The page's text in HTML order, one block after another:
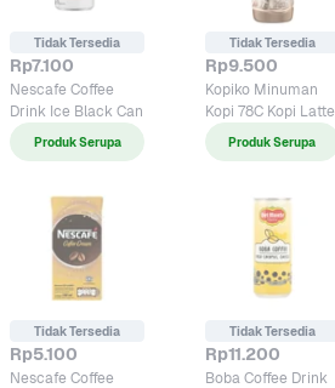
Tidak Tersedia
Rp7.100
Nescafe Coffee
Drink Ice Black Can
Produk Serupa
Tidak Tersedia
Rp9.500
Kopiko Minuman
Kopi 78C Kopi Latte
Produk Serupa
Tidak Tersedia
Rp5.100
Nescafe Coffee
Tidak Tersedia
Rp11.200
Boba Coffee Drink